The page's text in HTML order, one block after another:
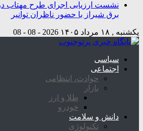
نشست ارزیابی اجرای طرح مهتاب
برق شیراز با حضور ناظران توانیر
یکشنبه , ۱۸ مرداد ۱۴۰۵ 2026 - 08 - 08
سیاسی
اجتماعی
حوادث، انتظامی
بازار
طلا و ارز
خودرو
دانش و سلامت
تکنولوژی